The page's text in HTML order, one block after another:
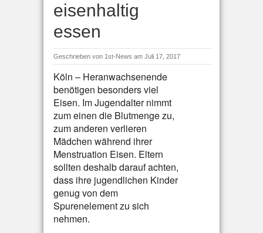
eisenhaltig
essen
Geschrieben von 1st-News am Juli 17, 2017
Köln – Heranwachsenende
benötigen besonders viel
Eisen. Im Jugendalter nimmt
zum einen die Blutmenge zu,
zum anderen verlieren
Mädchen während ihrer
Menstruation Eisen. Eltern
sollten deshalb darauf achten,
dass ihre jugendlichen Kinder
genug von dem
Spurenelement zu sich
nehmen.